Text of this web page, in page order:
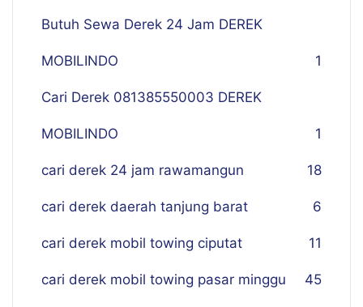
Butuh Sewa Derek 24 Jam DEREK
MOBILINDO 1
Cari Derek 081385550003 DEREK
MOBILINDO 1
cari derek 24 jam rawamangun 18
cari derek daerah tanjung barat 6
cari derek mobil towing ciputat 11
cari derek mobil towing pasar minggu 45